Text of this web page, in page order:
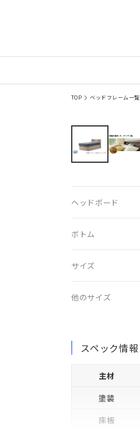
TOP ベッドフレーム一覧
ヘッドボード
ボトム
サイズ
他のサイズ
スペック情報
主材
塗装
床板